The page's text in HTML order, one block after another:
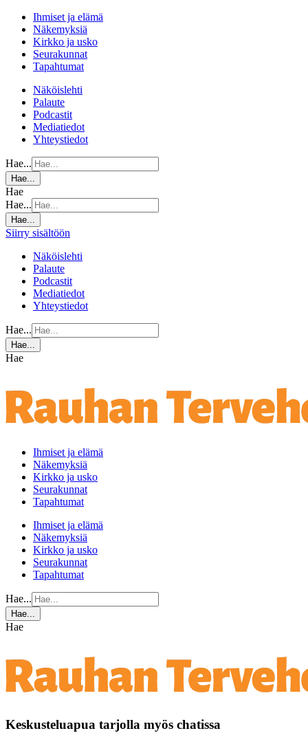
Ihmiset ja elämä
Näkemyksiä
Kirkko ja usko
Seurakunnat
Tapahtumat
Näköislehti
Palaute
Podcastit
Mediatiedot
Yhteystiedot
Hae...
Hae...
Hae
Hae...
Hae...
Siirry sisältöön
Näköislehti
Palaute
Podcastit
Mediatiedot
Yhteystiedot
Hae...
Hae...
Hae
Ihmiset ja elämä
Näkemyksiä
Kirkko ja usko
Seurakunnat
Tapahtumat
Ihmiset ja elämä
Näkemyksiä
Kirkko ja usko
Seurakunnat
Tapahtumat
Hae...
Hae...
Hae
Keskusteluapua tarjolla myös chatissa